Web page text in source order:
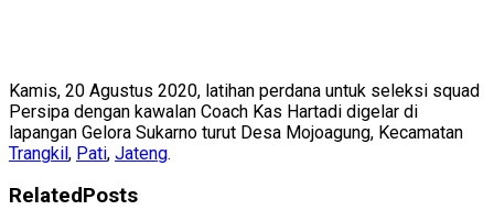
Kamis, 20 Agustus 2020, latihan perdana untuk seleksi squad
Persipa dengan kawalan Coach Kas Hartadi digelar di
lapangan Gelora Sukarno turut Desa Mojoagung, Kecamatan
Trangkil, Pati, Jateng.
RelatedPosts